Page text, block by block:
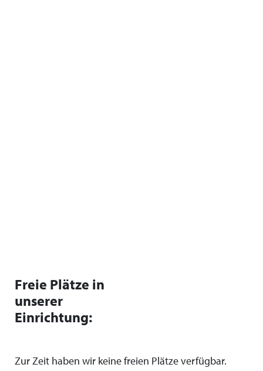
Freie Plätze in
unserer
Einrichtung:
Zur Zeit haben wir keine freien Plätze verfügbar.